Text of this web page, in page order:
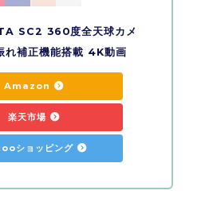
SC2 360度全天球カメ
れ補正機能搭載 4K動画
Amazon
楽天市場
ショッピング